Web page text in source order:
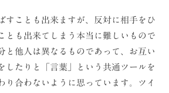
ことも出来ますが、反対に相手をひ
とも出来てしまう本当に難しいもので
と他人は異なるものであって、お互い
したりと「言葉」という共通ツールを
り合わないように思っています。ツイ